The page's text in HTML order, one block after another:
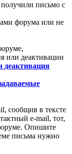
письмо с
форума или не
или деактивации
деактивация
сообщив в тексте
e-mail, тот,
Опишите
письма нужно